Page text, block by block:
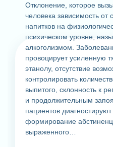
Отклонение, которое
человека зависимость от
напитков на
психическом уровне,
алкоголизмом.
провоцирует усиленную
этанолу, отсутствие
контролировать
выпитого, склонность к
и продолжительным
пациентов диагностируют
формирование
выраженного…